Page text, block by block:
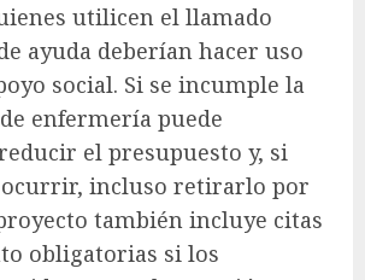
utilicen el llamado
ayuda deberían hacer uso
social. Si se incumple la
enfermería puede
el presupuesto y, si
ocurrir, incluso retirarlo por
también incluye citas
obligatorias si los